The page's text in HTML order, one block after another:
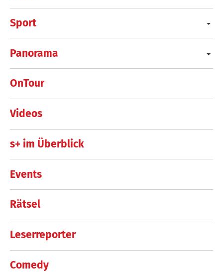
Sport
Panorama
OnTour
Videos
s+ im Überblick
Events
Rätsel
Leserreporter
Comedy